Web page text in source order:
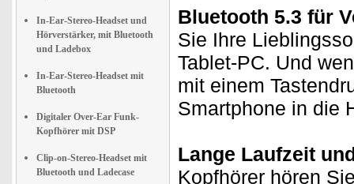
In-Ear-Stereo-Headset und
Hörverstärker, mit Bluetooth
und Ladebox
In-Ear-Stereo-Headset mit
Bluetooth
Digitaler Over-Ear Funk-
Kopfhörer mit DSP
Clip-on-Stereo-Headset mit
Bluetooth und Ladecase
Bluetooth 5.3 für
Sie Ihre
Tablet-PC. Und
mit einem
Smartphone in die
Lange Laufzeit
Kopfhörer hören